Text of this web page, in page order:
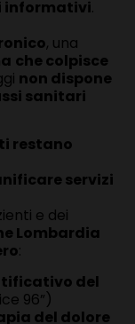
informativi.
, una
che colpisce
non dispone
sanitari
restano
servizi
e dei
Lombardia
:
del
96”)
del dolore